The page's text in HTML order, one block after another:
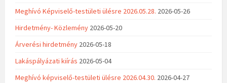
Meghívó Képviselő-testületi ülésre 2026.05.28. 2026-05-26
Hirdetmény- Közlemény 2026-05-20
Árverési hirdetmény 2026-05-18
Lakáspályázati kiírás 2026-05-04
Meghívó képviselő-testületi ülésre 2026.04.30. 2026-04-27